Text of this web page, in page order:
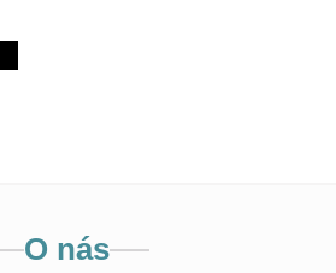
Nákupný
O nás